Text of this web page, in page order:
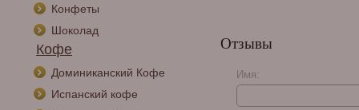
Конфеты
Шоколад
Кофе
Доминиканский Кофе
Испанский кофе
Отзывы
Имя: